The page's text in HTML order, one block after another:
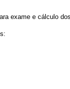
exame e cálculo